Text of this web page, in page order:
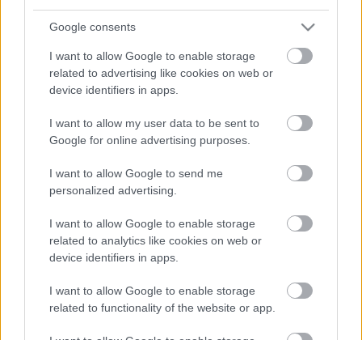
Google consents
I want to allow Google to enable storage
related to advertising like cookies on web or
device identifiers in apps.
I want to allow my user data to be sent to
Google for online advertising purposes.
I want to allow Google to send me
personalized advertising.
I want to allow Google to enable storage
related to analytics like cookies on web or
device identifiers in apps.
I want to allow Google to enable storage
related to functionality of the website or app.
Ogier Montés győzelmével három futam után is az egyéni
bajnokság negyedik helyén áll.
A Portugál Rallyt május 15-18. között rendezik, a verseny
Toyota Gazoo Racing
WRC